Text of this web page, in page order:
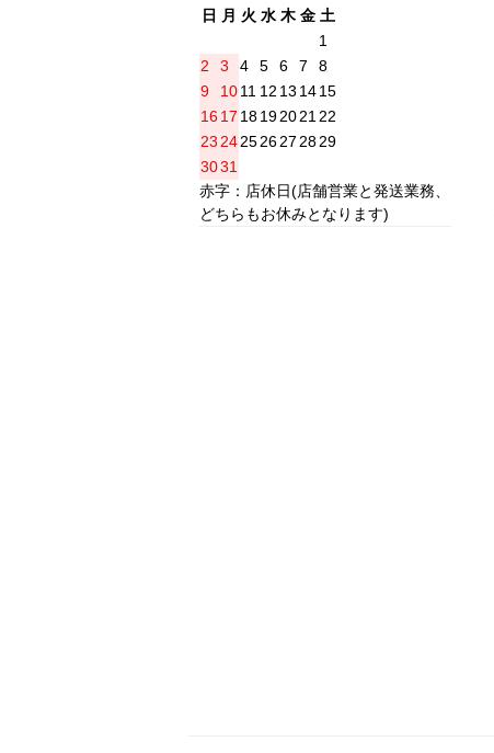
日
月 火 水 木 金 土
1
2
3 4 5 6 7
8
9
1011 12 13 1415
16 17 18192021 22
23 24252627 2829
3031
赤字：店休日(店舗営業と発送業務、
どちらもお休みとなります)